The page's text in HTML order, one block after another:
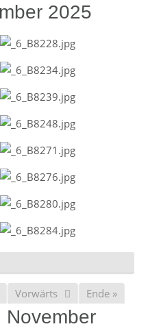
2025
Vorwärts Ende »
November